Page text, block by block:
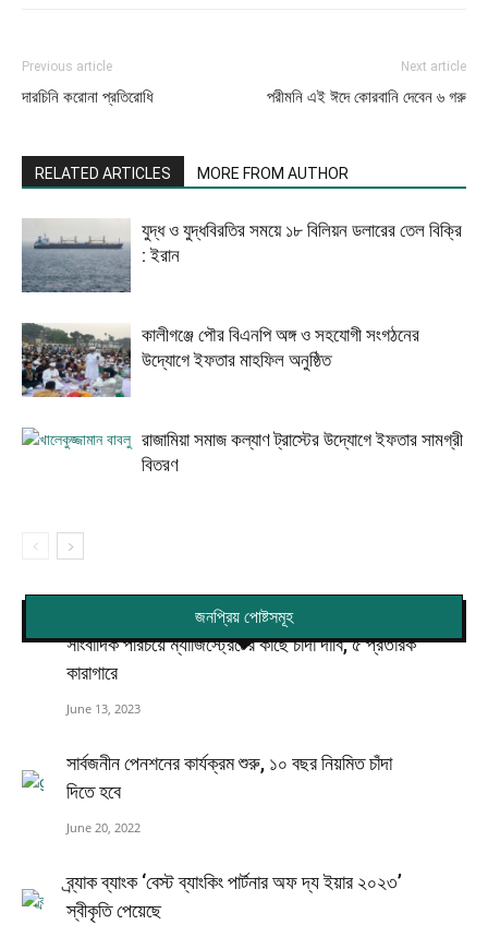
Previous article
দারচিনি করোনা প্রতিরোধি
Next article
পরীমনি এই ঈদে কোরবানি দেবেন ৬ গরু
RELATED ARTICLES MORE FROM AUTHOR
যুদ্ধ ও যুদ্ধবিরতির সময়ে ১৮ বিলিয়ন ডলারের তেল বিক্রি
: ইরান
কালীগঞ্জে পৌর বিএনপি অঙ্গ ও সহযোগী সংগঠনের
উদ্যোগে ইফতার মাহফিল অনুষ্ঠিত
রাজামিয়া সমাজ কল্যাণ ট্রাস্টের উদ্যোগে ইফতার সামগ্রী
বিতরণ
জনপ্রিয় পোষ্টসমূহ
সাংবাদিক পরিচয়ে ম্যাজিস্ট্রেটের কাছে চাঁদা দাবি, ৫ প্রতারক
কারাগারে
June 13, 2023
সার্বজনীন পেনশনের কার্যক্রম শুরু, ১০ বছর নিয়মিত চাঁদা
দিতে হবে
June 20, 2022
ব্র্যাক ব্যাংক ‘বেস্ট ব্যাংকিং পার্টনার অফ দ্য ইয়ার ২০২৩’
স্বীকৃতি পেয়েছে